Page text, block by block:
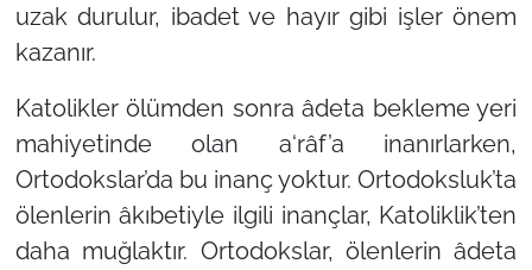
uzak durulur, ibadet ve hayır gibi işler önem
kazanır.
Katolikler ölümden sonra âdeta bekleme yeri
mahiyetinde olan a‘râf’a inanırlarken,
Ortodokslar’da bu inanç yoktur. Ortodoksluk’ta
ölenlerin âkıbetiyle ilgili inançlar, Katoliklik’ten
daha muğlaktır. Ortodokslar, ölenlerin âdeta